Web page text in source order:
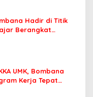
Hadir di Titik
Berangkat
UMK, Bombana
Kerja Tepat